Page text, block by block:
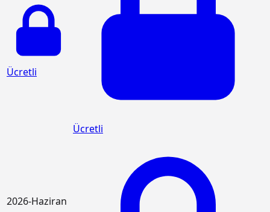
Ücretli
Ücretli
2026-Haziran